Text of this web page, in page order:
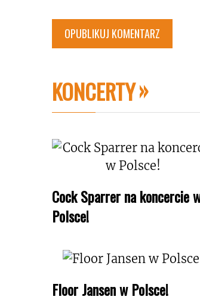
KONCERTY
Cock Sparrer na koncercie
Polsce!
Floor Jansen w Polsce!